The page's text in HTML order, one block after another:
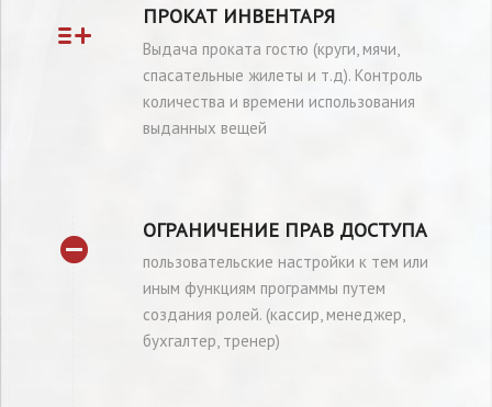
ПРОКАТ ИНВЕНТАРЯ
Выдача проката гостю (круги, мячи,
спасательные жилеты и т.д). Контроль
количества и времени использования
выданных вещей
ОГРАНИЧЕНИЕ ПРАВ ДОСТУПА
пользовательские настройки к тем или
иным функциям программы путем
создания ролей. (кассир, менеджер,
бухгалтер, тренер)